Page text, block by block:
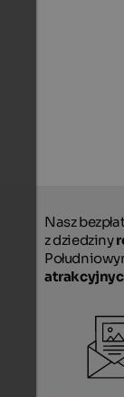
Nasz
z dziedziny